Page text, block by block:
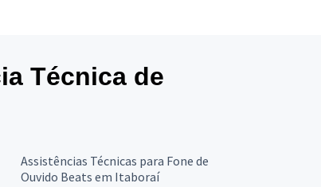
Técnica de
Assistências Técnicas para Fone de
Ouvido Beats em Itaboraí